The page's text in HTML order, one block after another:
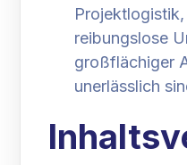
reibungslose
großflächiger
unerlässlich